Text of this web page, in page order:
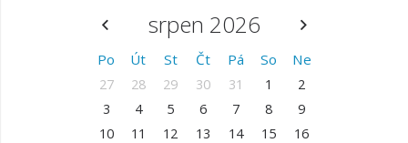
srpen 2026
Po Út St Čt Pá So Ne
27 28 29 30 31 1
2
3
4 5 6 7 8
9
10
11 12 13 14 15
16